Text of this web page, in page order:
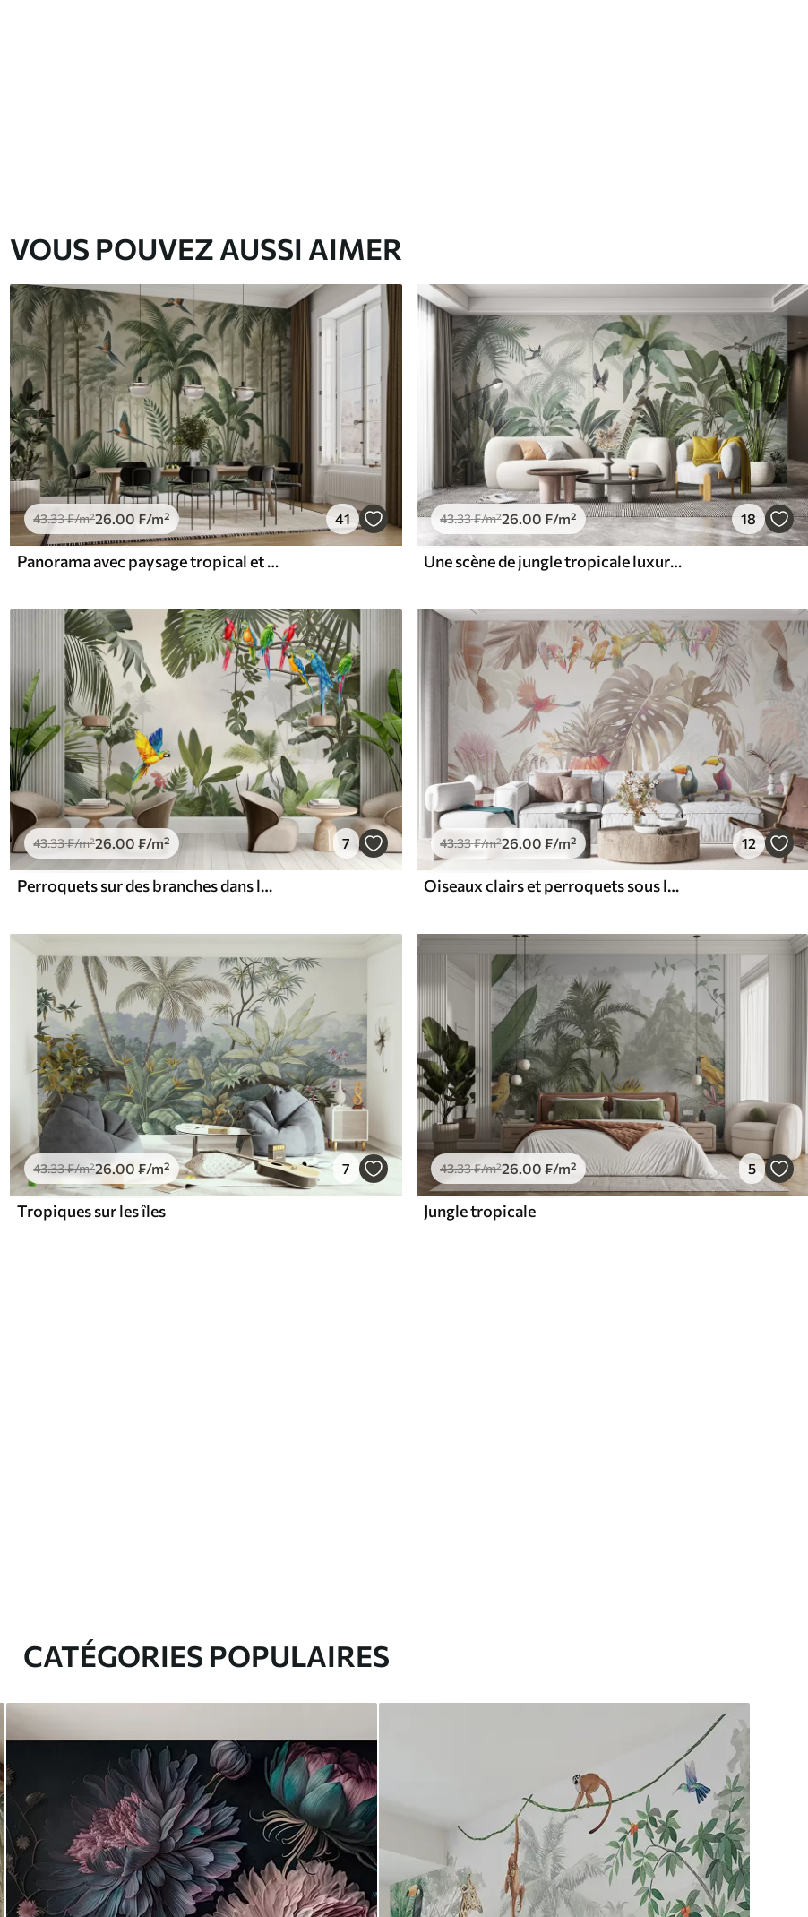
VOUS POUVEZ AUSSI AIMER
43.33₣/m²26 .00 ₣/m² 41
Panorama avec paysage tropical et oiseaux
43.33₣/m²26 .00 ₣/m² 18
Une scène de jungle tropicale luxuriante avec divers palmiers, de grandes feuilles et des fleurs colorées au premier plan
43.33₣/m²26.00 ₣/m² 7
Perroquets sur des branches dans la forêt tropicale
43.33₣/m²26.00 ₣/m² 12
Oiseaux clairs et perroquets sous les tropiques
43.33₣/m²26.00 ₣/m² 7
Tropiques sur les îles
43.33₣/m²26 .00 ₣/m² 5
Jungle tropicale
CATÉGORIES POPULAIRES